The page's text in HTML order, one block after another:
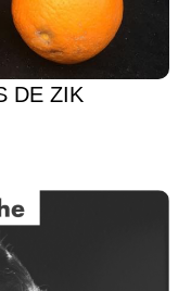
DE ZIK